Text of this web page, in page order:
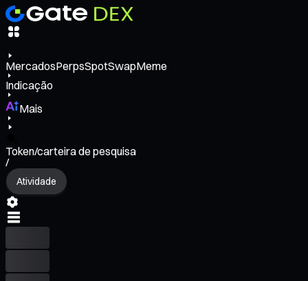
MercadosPerpsSpotSwapMeme
Indicação
Mais
Token/carteira de pesquisa
/
Atividade